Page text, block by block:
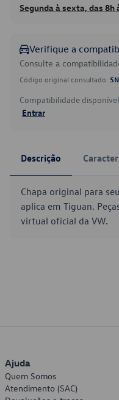
Segunda à sexta, das 8h
Verifique a
Consulte a
Código original consultado:
Compatibilidade
Entrar
Descrição
Chapa original para
aplica em Tiguan.
virtual oficial da VW.
Ajuda
Quem Somos
Atendimento (SAC)